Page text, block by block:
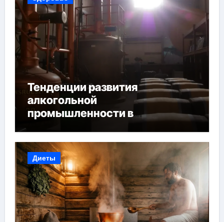
Тенденции развития
алкогольной
промышленности в
Диеты